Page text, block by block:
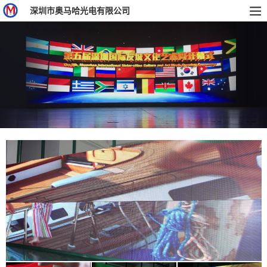
深圳市奥马哈光电有限公司